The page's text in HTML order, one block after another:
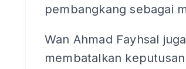
pembangkang sebagai
Wan Ahmad Fayhsal
membatalkan